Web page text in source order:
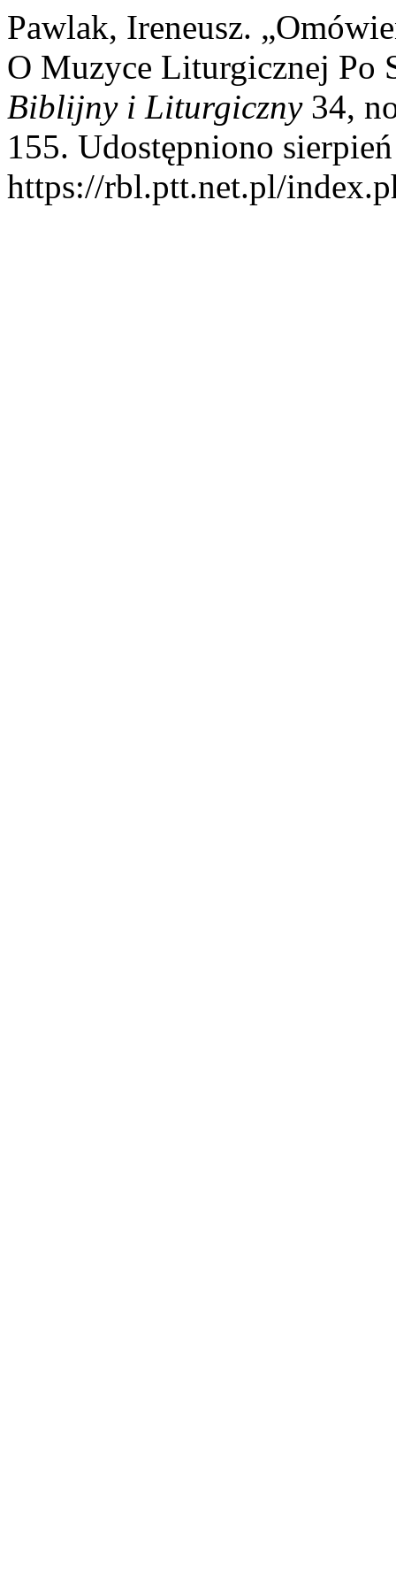
Pawlak, Ireneusz.
O Muzyce Liturgicznej Po
Biblijny i Liturgiczny34,
155. Udostępniono
https://rbl.ptt.net.pl/